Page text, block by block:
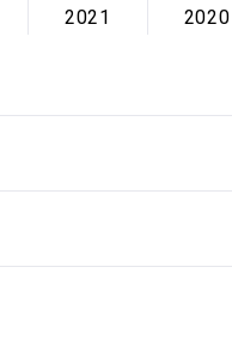
2021 2020